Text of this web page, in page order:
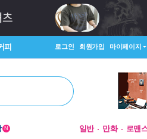
피 로그인 회원가입 마이페이지
N 일반 만화 로맨